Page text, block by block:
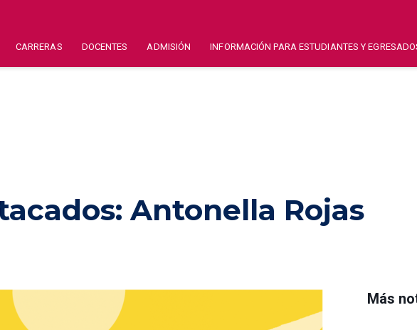
CARRERAS DOCENTES ADMISIÓN INFORMACIÓN PARA ESTUDIANTES Y
Antonella Rojas
Más